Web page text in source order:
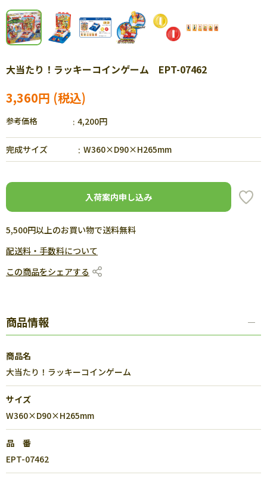
大当たり！ラッキーコインゲーム EPT-07462
3,360円
参考価格 4,200円
完成サイズ W360×D90×H265mm
入荷案内申し込み
5,500円以上のお買い物で送料無料
配送料・手数料について
この商品をシェアする
商品情報
商品名
大当たり！ラッキーコインゲーム
サイズ
W360×D90×H265mm
品 番
EPT-07462